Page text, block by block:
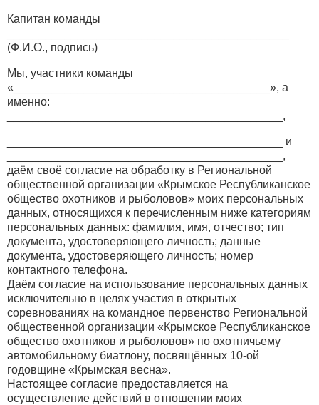
Капитан команды
(Ф.И.О., подпись)
Мы, участники команды
«________________________________________», а
именно:
___________________________________________,
___________________________________________ и
___________________________________________,
даём своё согласие на обработку в Региональной
общественной организации «Крымское Республиканское
общество охотников и рыболовов» моих персональных
данных, относящихся к перечисленным ниже категориям
персональных данных: фамилия, имя, отчество; тип
документа, удостоверяющего личность; данные
документа, удостоверяющего личность; номер
контактного телефона.
Даём согласие на использование персональных данных
исключительно в целях участия в открытых
соревнованиях на командное первенство Региональной
общественной организации «Крымское Республиканское
общество охотников и рыболовов» по охотничьему
автомобильному биатлону, посвящённых 10-ой
годовщине «Крымская весна».
Настоящее согласие предоставляется на
осуществление действий в отношении моих